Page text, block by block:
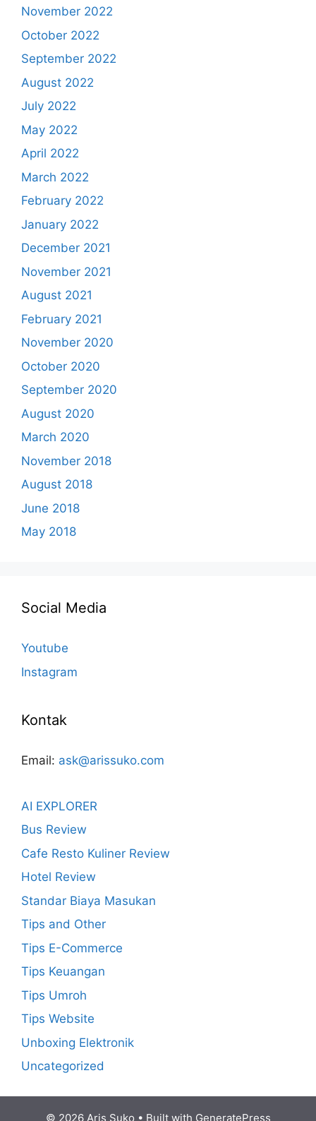
November 2022
October 2022
September 2022
August 2022
July 2022
May 2022
April 2022
March 2022
February 2022
January 2022
December 2021
November 2021
August 2021
February 2021
November 2020
October 2020
September 2020
August 2020
March 2020
November 2018
August 2018
June 2018
May 2018
Social Media
Youtube
Instagram
Kontak
Email: ask@arissuko.com
AI EXPLORER
Bus Review
Cafe Resto Kuliner Review
Hotel Review
Standar Biaya Masukan
Tips and Other
Tips E-Commerce
Tips Keuangan
Tips Umroh
Tips Website
Unboxing Elektronik
Uncategorized
© 2026 Aris Suko • Built with GeneratePress